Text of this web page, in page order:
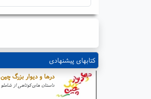
کتابهای پیشنهادی
درها و دیوار بزرگ چین
داستان های کوتاهی از شاملو